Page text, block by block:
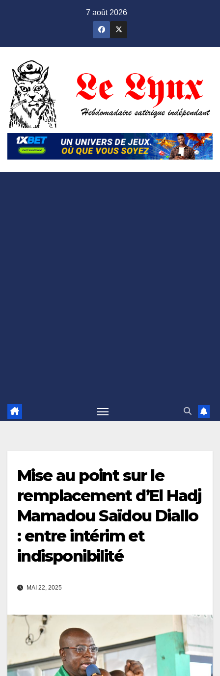
7 août 2026
Mise au point sur le
remplacement d’El Hadj
Mamadou Saïdou Diallo
: entre intérim et
indisponibilité
MAI 22, 2025